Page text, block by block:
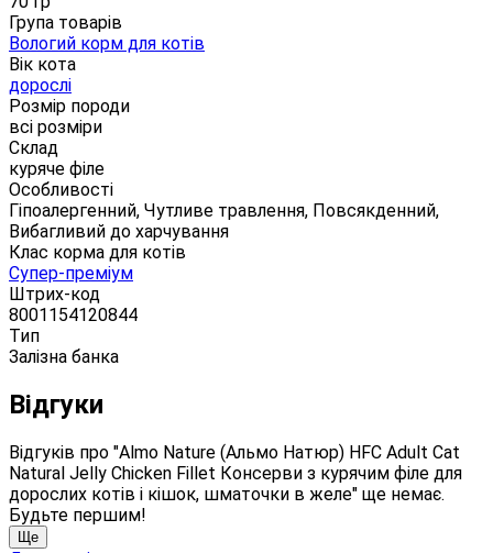
Група товарів
Вологий корм для котів
Вік кота
дорослі
Розмір породи
всі розміри
Склад
куряче філе
Особливості
Гіпоалергенний, Чутливе травлення, Повсякденний,
Вибагливий до харчування
Клас корма для котів
Супер-преміум
Штрих-код
8001154120844
Тип
Залізна банка
Відгуки
Відгуків про "Almo Nature (Альмо Натюр) HFC Adult Cat
Natural Jelly Chicken Fillet Консерви з курячим філе для
дорослих котів і кішок, шматочки в желе" ще немає.
Будьте першим!
Ще